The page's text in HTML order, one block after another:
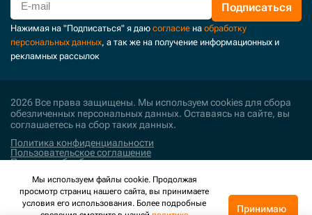
Подписаться
Нажимая на "Подписаться" я даю согласие на обработку
персональных данных, а так же на получение информационных и
рекламных рассылок
2026 Все права защищены. Мы используем cookies для сбора
обезличенных персональных данных. Оставаясь на сайте, вы
соглашаетесь на сбор таких данных.
Политика конфиденциальности
Пользовательское соглашение
Политика обработки персональных данных
Поддержка и развитие
Мы используем файлы cookie. Продолжая
просмотр страниц нашего сайта, вы принимаете
условия его использования. Более подробные
Принимаю